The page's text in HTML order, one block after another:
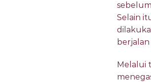
Selain
berjalan
Melalui